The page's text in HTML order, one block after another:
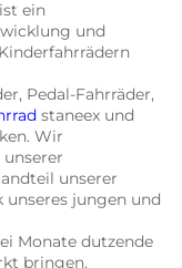
ein
und
Pedal-Fahrräder,
staneex und
Wir
unserer
jungen und
Monate dutzende
bringen.